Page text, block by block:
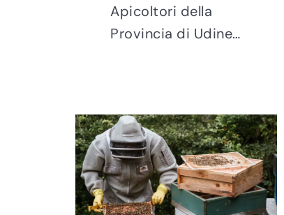
Apicoltori della
Provincia di Udine…